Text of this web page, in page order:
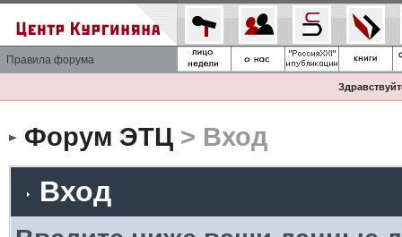
Правила форума
Форум ЭТЦ> Вход
Вход